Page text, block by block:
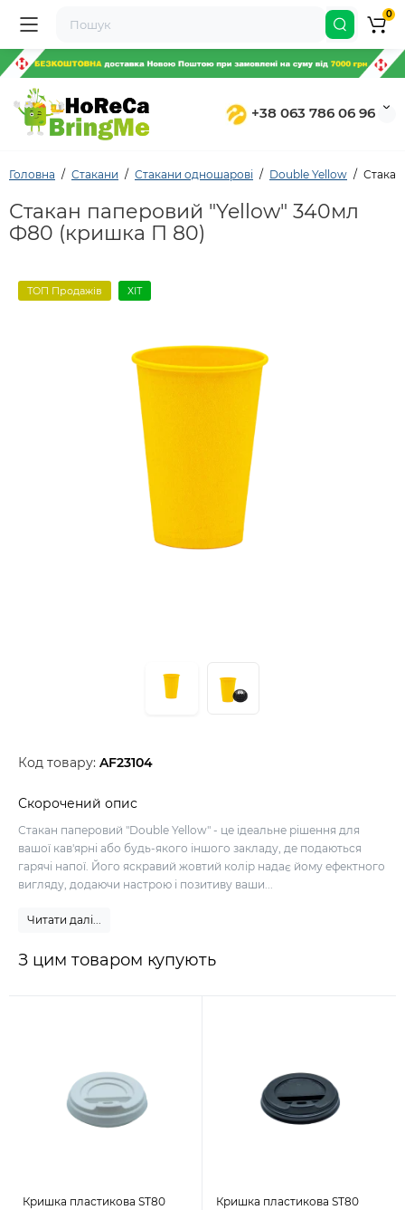
+38 063 786 06 96
0
Головна Стакани Стакани одношарові Double Yellow
Стакан паперовий "Yellow" 340мл
Ф80 (кришка П 80)
ТОП Продажів ХІТ
Код товару: AF23104
Скорочений опис
Стакан паперовий "Double Yellow" - це ідеальне рішення для
вашої кав'ярні або будь-якого іншого закладу, де подаються
гарячі напої. Його яскравий жовтий колір надає йому ефектного
вигляду, додаючи настрою і позитиву ваши...
Читати далі...
З цим товаром купують
Кришка пластикова ST80
Кришка пластикова ST80